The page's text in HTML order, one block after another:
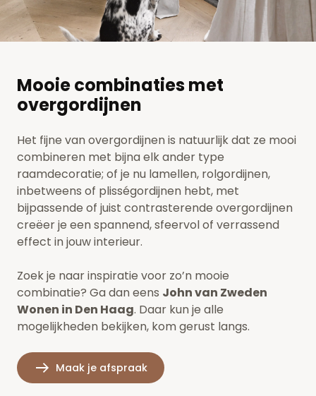
Mooie combinaties met
overgordijnen
Het fijne van overgordijnen is natuurlijk dat ze mooi
combineren met bijna elk ander type
raamdecoratie; of je nu lamellen, rolgordijnen,
inbetweens of plisségordijnen hebt, met
bijpassende of juist contrasterende overgordijnen
creëer je een spannend, sfeervol of verrassend
effect in jouw interieur.
Zoek je naar inspiratie voor zo’n mooie
combinatie? Ga dan eens John van Zweden
Wonen in Den Haag. Daar kun je alle
mogelijkheden bekijken, kom gerust langs.
Maak je afspraak